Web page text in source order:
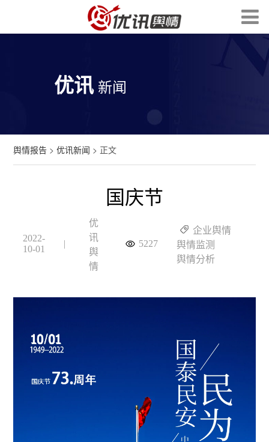
优讯 新闻
舆情报告 >优讯新闻 > 正文
国庆节
2022-
10-01
|
优
讯
舆
情
5227
企业舆情
舆情监测
舆情分析